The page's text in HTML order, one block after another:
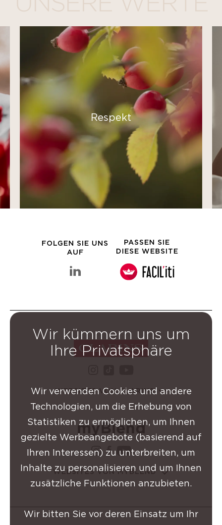
Respekt
FOLGEN SIE UNS
AUF
linkedin Clarins-Gruppe
PASSEN SIE
DIESE WEBSITE
WEBSITES VON CLARINS
instagram Clarins-
facebook Clarins-
youtube Clarins-
WEBSITES VON MYBLEND
Wir kümmern uns um
Ihre Privatsphäre
Wir verwenden Cookies und andere
Technologien, um die Erhebung von
Statistiken zu ermöglichen, um Ihnen
gezielte Werbeangebote (basierend auf
Ihren Interessen) zu unterbreiten, um
Inhalte zu personalisieren und um Ihnen
zusätzliche Funktionen anzubieten.
Wir bitten Sie vor deren Einsatz um Ihr